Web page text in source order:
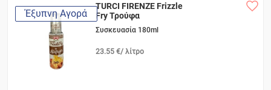
Έξυπνη Αγορά
TURCI FIRENZE Frizzle
Fry Τρούφα
Συσκευασία 180ml
23.55 €/ λίτρο